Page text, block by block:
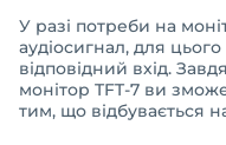
У разі потреби на
аудіосигнал, для цього
відповідний вхід.
монітор TFT-7 ви
тим, що відбувається